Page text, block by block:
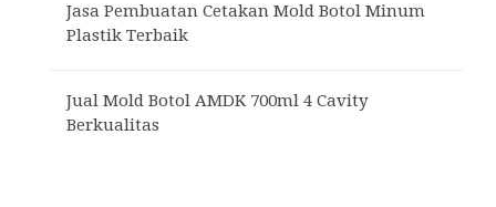
Jasa Pembuatan Cetakan Mold Botol Minum
Plastik Terbaik
Jual Mold Botol AMDK 700ml 4 Cavity
Berkualitas